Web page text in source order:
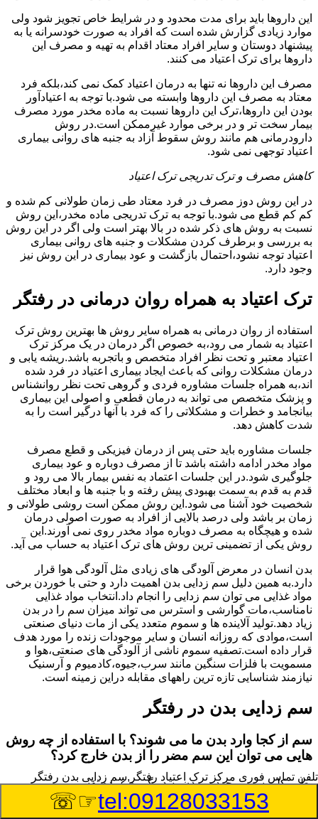
این داروها باید برای مدت محدود و در شرایط خاص تجویز شود ولی
موارد زیادی گزارش شده است که افراد به صورت خودسرانه یا به
پیشنهاد دوستان و سایر افراد معتاد اقدام به تهیه و مصرف این
داروها برای ترک اعتیاد می کنند.
مصرف این داروها نه تنها به درمان اعتیاد کمک نمی کند،بلکه فرد
معتاد به مصرف این داروها وابسته می شود.با توجه به اعتیادآور
بودن این داروها،ترک این داروها نسبت به ماده مخدر مورد مصرف
بیمار سخت تر و در برخی موارد غیرممکن است.در روش
دارودرمانی هم مانند روش سقوط آزاد به جنبه های روانی بیماری
اعتیاد توجهی نمی شود.
کاهش مصرف و ترک تدریجی ترک اعتیاد
در این روش دوز مصرف در فرد معتاد طی زمان طولانی کم شده و
کم کم قطع می شود.با توجه به ترک تدریجی ماده مخدر،این روش
نسبت به روش های ذکر شده در بالا بهتر است ولی اگر در این روش
به بررسی و برطرف کردن مشکلات و جنبه های روانی بیماری
اعتیاد توجه نشود،احتمال بازگشت و عود بیماری در این روش نیز
وجود دارد.
ترک اعتیاد به همراه روان درمانی در رفتگر
استفاده از روان درمانی به همراه سایر روش ها بهترین روش ترک
اعتیاد به شمار می رود،به خصوص اگر درمان در یک مرکز ترک
اعتیاد معتبر و تحت نظر افراد متخصص و باتجربه باشد.ریشه یابی و
درمان مشکلات روانی که باعث ایجاد بیماری اعتیاد در فرد شده
اند،به همراه جلسات مشاوره فردی و گروهی تحت نظر روانشناس
و پزشک متخصص می تواند به درمان قطعی و اصولی این بیماری
بیانجامد و خطرات و مشکلاتی را که فرد با آنها درگیر است را به
شدت کاهش دهد.
جلسات مشاوره باید حتی پس از درمان فیزیکی و قطع مصرف
مواد مخدر ادامه داشته باشد تا از مصرف دوباره و عود بیماری
جلوگیری شود.در این جلسات اعتماد به نفس بیمار بالا می رود و
قدم به قدم به سمت بهبودی پیش رفته و با جنبه ها و ابعاد مختلف
شخصیت خود آشنا می شود.این روش ممکن است روشی طولانی و
زمان بر باشد ولی درصد بالایی از افراد به صورت اصولی درمان
شده و هیچگاه به مصرف دوباره مواد مخدر روی نمی آورند.این
روش یکی از تضمینی ترین روش های ترک اعتیاد به حساب می آید.
بدن انسان در معرض آلودگی های زیادی مثل آلودگی هوا قرار
دارد.به همین دلیل سم زدایی بدن اهمیت دارد و حتی با خوردن برخی
مواد غذایی می توان سم زدایی را انجام داد.انتخاب مواد غذایی
نامناسب،مات گوارشی و استرس می تواند میزان سم را در بدن
زیاد دهد.تولید آلاینده ها و سموم متعدد یکی از مات دنیای صنعتی
است،موادی که روزانه انسان و سایر موجودات زنده را مورد هدف
قرار داده است.تصفیه سموم ناشی از آلودگی های صنعتی،هوا و
مسمویت با فلزات سنگین مانند سرب،جیوه،کادمیوم و آرسنیک
نیازمند شناسایی تازه ترین راههای مقابله دراین زمینه است.
سم زدایی بدن در رفتگر
سم از کجا وارد بدن ما می شوند؟ با استفاده از چه روش
هایی می توان این سم مضر را از بدن خارج کرد؟
بطور کلی سم موجود در بدن به دو گروه عمده تقسیم می
شوند.بخش بزرگی از این سموم مثل مواد به جا مانده از سموم
گیاهی و آفت کش ها،فلزات سنگین ناشی از آلودگی هوا،انواع
تلفن تماس فوری مرکز ترک اعتیاد رفتگر,سم زدایی بدن رفتگر
tel:09128033153
☞☏